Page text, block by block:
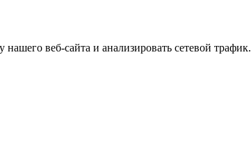
веб-сайта и анализировать сетевой трафик.